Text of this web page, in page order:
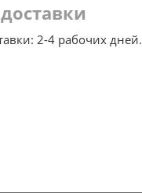
2-4 рабочих дней.